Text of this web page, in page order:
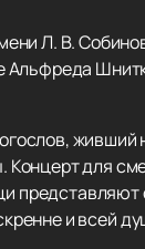
Л. В.
живший
для
и всей